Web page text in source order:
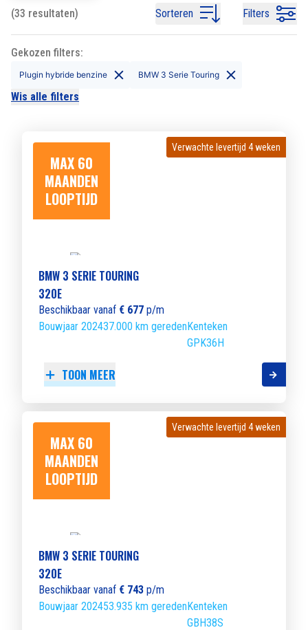
(33 resultaten) Sorteren Filters
Gekozen filters:
Plugin hybride benzine BMW 3 Serie Touring
Wis alle filters
MAX 60
MAANDEN
LOOPTIJD
Verwachte levertijd 4 weken
Verwachte levertijd 4 weken
BMW 3 SERIE TOURING
320E
Beschikbaar vanaf € 677 p/m
Bouwjaar 202437.000 km geredenKenteken
GPK36H
TOON MEER
MAX 60
MAANDEN
LOOPTIJD
Verwachte levertijd 4 weken
Verwachte levertijd 4 weken
BMW 3 SERIE TOURING
320E
Beschikbaar vanaf € 743 p/m
Bouwjaar 202453.935 km geredenKenteken
GBH38S